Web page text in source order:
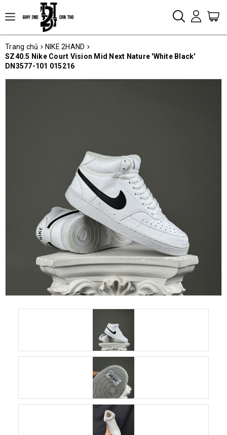
Trang chủ
NIKE 2HAND
SZ40.5 Nike Court Vision Mid Next Nature 'White Black'
DN3577-101 015216